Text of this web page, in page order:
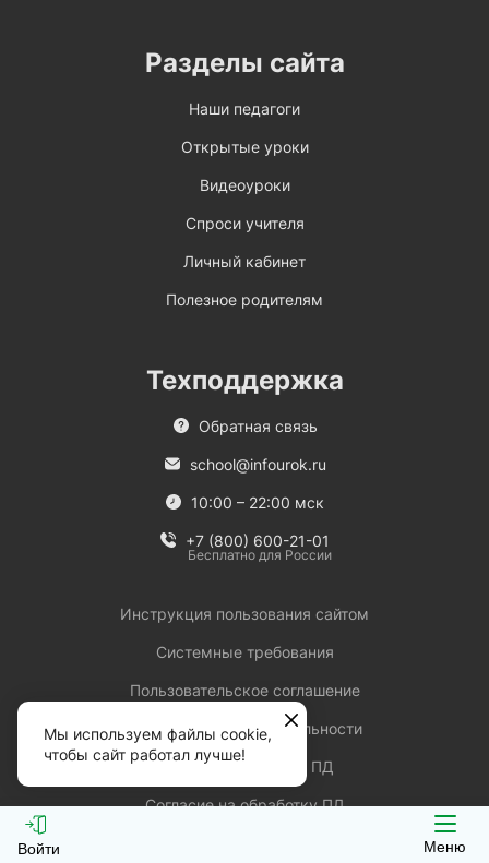
Войти Меню
Разделы сайта
Наши педагоги
Открытые уроки
Видеоуроки
Спроси учителя
Личный кабинет
Полезное родителям
Техподдержка
Обратная связь
school@infourok.ru
10:00 – 22:00 мск
+7 (800) 600-21-01
Бесплатно для России
Инструкция пользования сайтом
Системные требования
Пользовательское соглашение
Политика конфиденциальности
Политика обработки ПД
Согласие на обработку ПД
Мы используем файлы cookie,
чтобы сайт работал лучше!